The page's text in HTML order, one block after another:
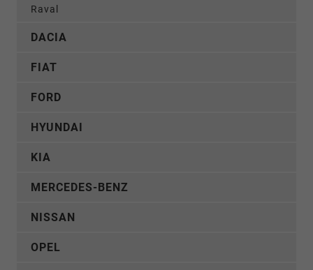
Raval
DACIA
FIAT
FORD
HYUNDAI
KIA
MERCEDES-BENZ
NISSAN
OPEL